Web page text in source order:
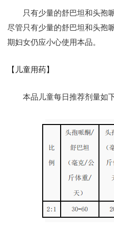
只有少量的舒巴坦和头孢
尽管只有少量的舒巴坦和头孢
期妇女仍应小心使用本品。
【儿童用药】
本品儿童每日推荐剂量如